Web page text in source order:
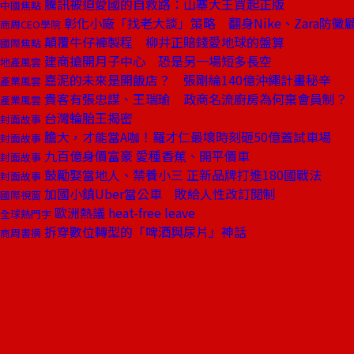
中國焦點 騰訊被迫愛國的自救路：山寨大王買起正版
商周CEO學院 彰化小廠「找老大談」策略 翻身Nike、Zara防黴
國際焦點 顛覆牛仔褲製程 柳井正賠錢愛地球的盤算
地產風雲 建商搶開月子中心 恐是另一場短多長空
產業風雲 嘉泥的未來是開飯店？ 張剛綸140億沖繩計畫秘辛
產業風雲 貴客有張忠謀、王瑞瑜 政商名流廚房為何棄會員制？
封面故事 台灣輪胎王揭密
封面故事 膽大，才能當A咖！羅才仁最壞時刻砸50億蓋試車場
封面故事 九百億身價富豪 愛種香蕉、開平價車
封面故事 鼓勵娶當地人、禁養小三 正新品牌打進180國戰法
國際視窗 加國小鎮Uber當公車 敗給人性改訂閱制
全球熱門字 歐洲熱議 heat-free leave
商周書摘 拆穿數位轉型的「啤酒與尿片」神話